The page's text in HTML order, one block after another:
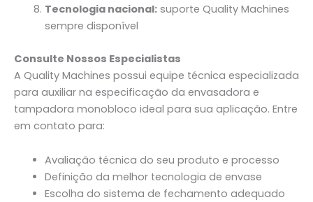
Tecnologia nacional:suporte Quality Machines
sempre disponível
Consulte Nossos Especialistas
A Quality Machines possui equipe técnica especializada
para auxiliar na especificação da envasadora e
tampadora monobloco ideal para sua aplicação. Entre
em contato para:
Avaliação técnica do seu produto e processo
Definição da melhor tecnologia de envase
Escolha do sistema de fechamento adequado